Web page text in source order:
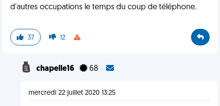
d'autres occupations le temps du coup de téléphone.
37 12
chapelle16 68
mercredi 22 juillet 2020 13:25